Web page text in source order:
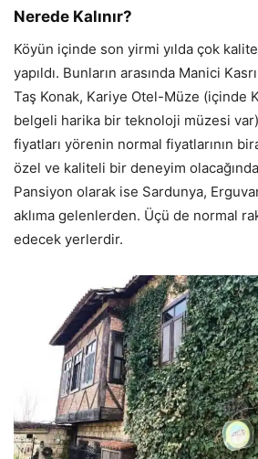
Nerede Kalınır?
Köyün içinde son yirmi yılda çok
yapıldı. Bunların arasında Manici
Taş Konak, Kariye Otel-Müze (içinde
belgeli harika bir teknoloji müzesi
fiyatları yörenin normal fiyatlarının
özel ve kaliteli bir deneyim
Pansiyon olarak ise Sardunya,
aklıma gelenlerden. Üçü de normal
edecek yerlerdir.